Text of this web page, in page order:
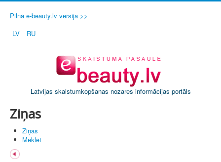
Pilnā e-beauty.lv versija >>
LV
RU
Latvijas skaistumkopšanas nozares informācijas portāls
Ziņas
Ziņas
Meklēt